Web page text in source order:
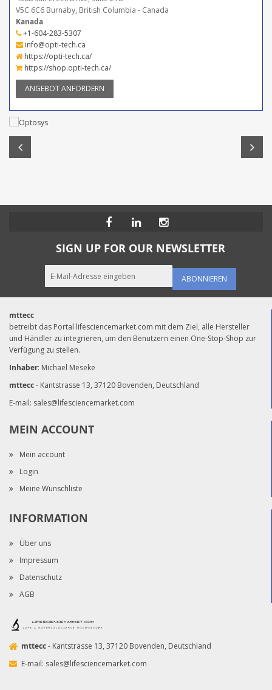
V5C 6C6 Burnaby, British Columbia - Canada
Kanada
+1-604-283-5307
info@opti-tech.ca
https://opti-tech.ca/
https://shop.opti-tech.ca/
ANGEBOT ANFORDERN
SIGN UP FOR OUR NEWSLETTER
ABONNIEREN
mttecc
betreibt das Portal lifesciencemarket.com mit dem Ziel, alle Hersteller
und Händler zu integrieren, um den Benutzern einen One-Stop-Shop zur
Verfügung zu stellen.
Inhaber: Michael Meseke
mttecc- Kantstrasse 13, 37120 Bovenden, Deutschland
E-mail: sales@lifesciencemarket.com
MEIN ACCOUNT
Mein account
Login
Meine Wunschliste
INFORMATION
Über uns
Impressum
Datenschutz
AGB
mttecc- Kantstrasse 13, 37120 Bovenden, Deutschland
E-mail: sales@lifesciencemarket.com